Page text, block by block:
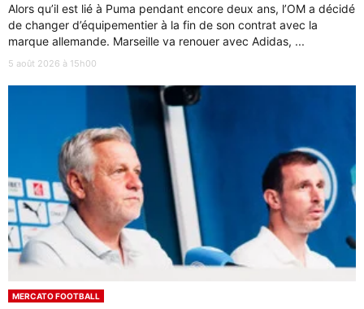
Alors qu’il est lié à Puma pendant encore deux ans, l’OM a décidé
de changer d’équipementier à la fin de son contrat avec la
marque allemande. Marseille va renouer avec Adidas, ...
5 août 2026 à 15h00
MERCATO FOOTBALL